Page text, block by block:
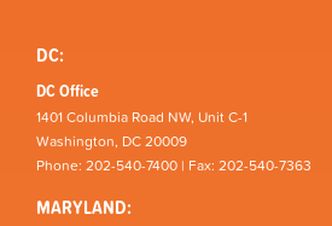
DC:
DC Office
1401 Columbia Road NW, Unit C-1
Washington, DC 20009
Phone: 202-540-7400 | Fax: 202-540-7363
MARYLAND: